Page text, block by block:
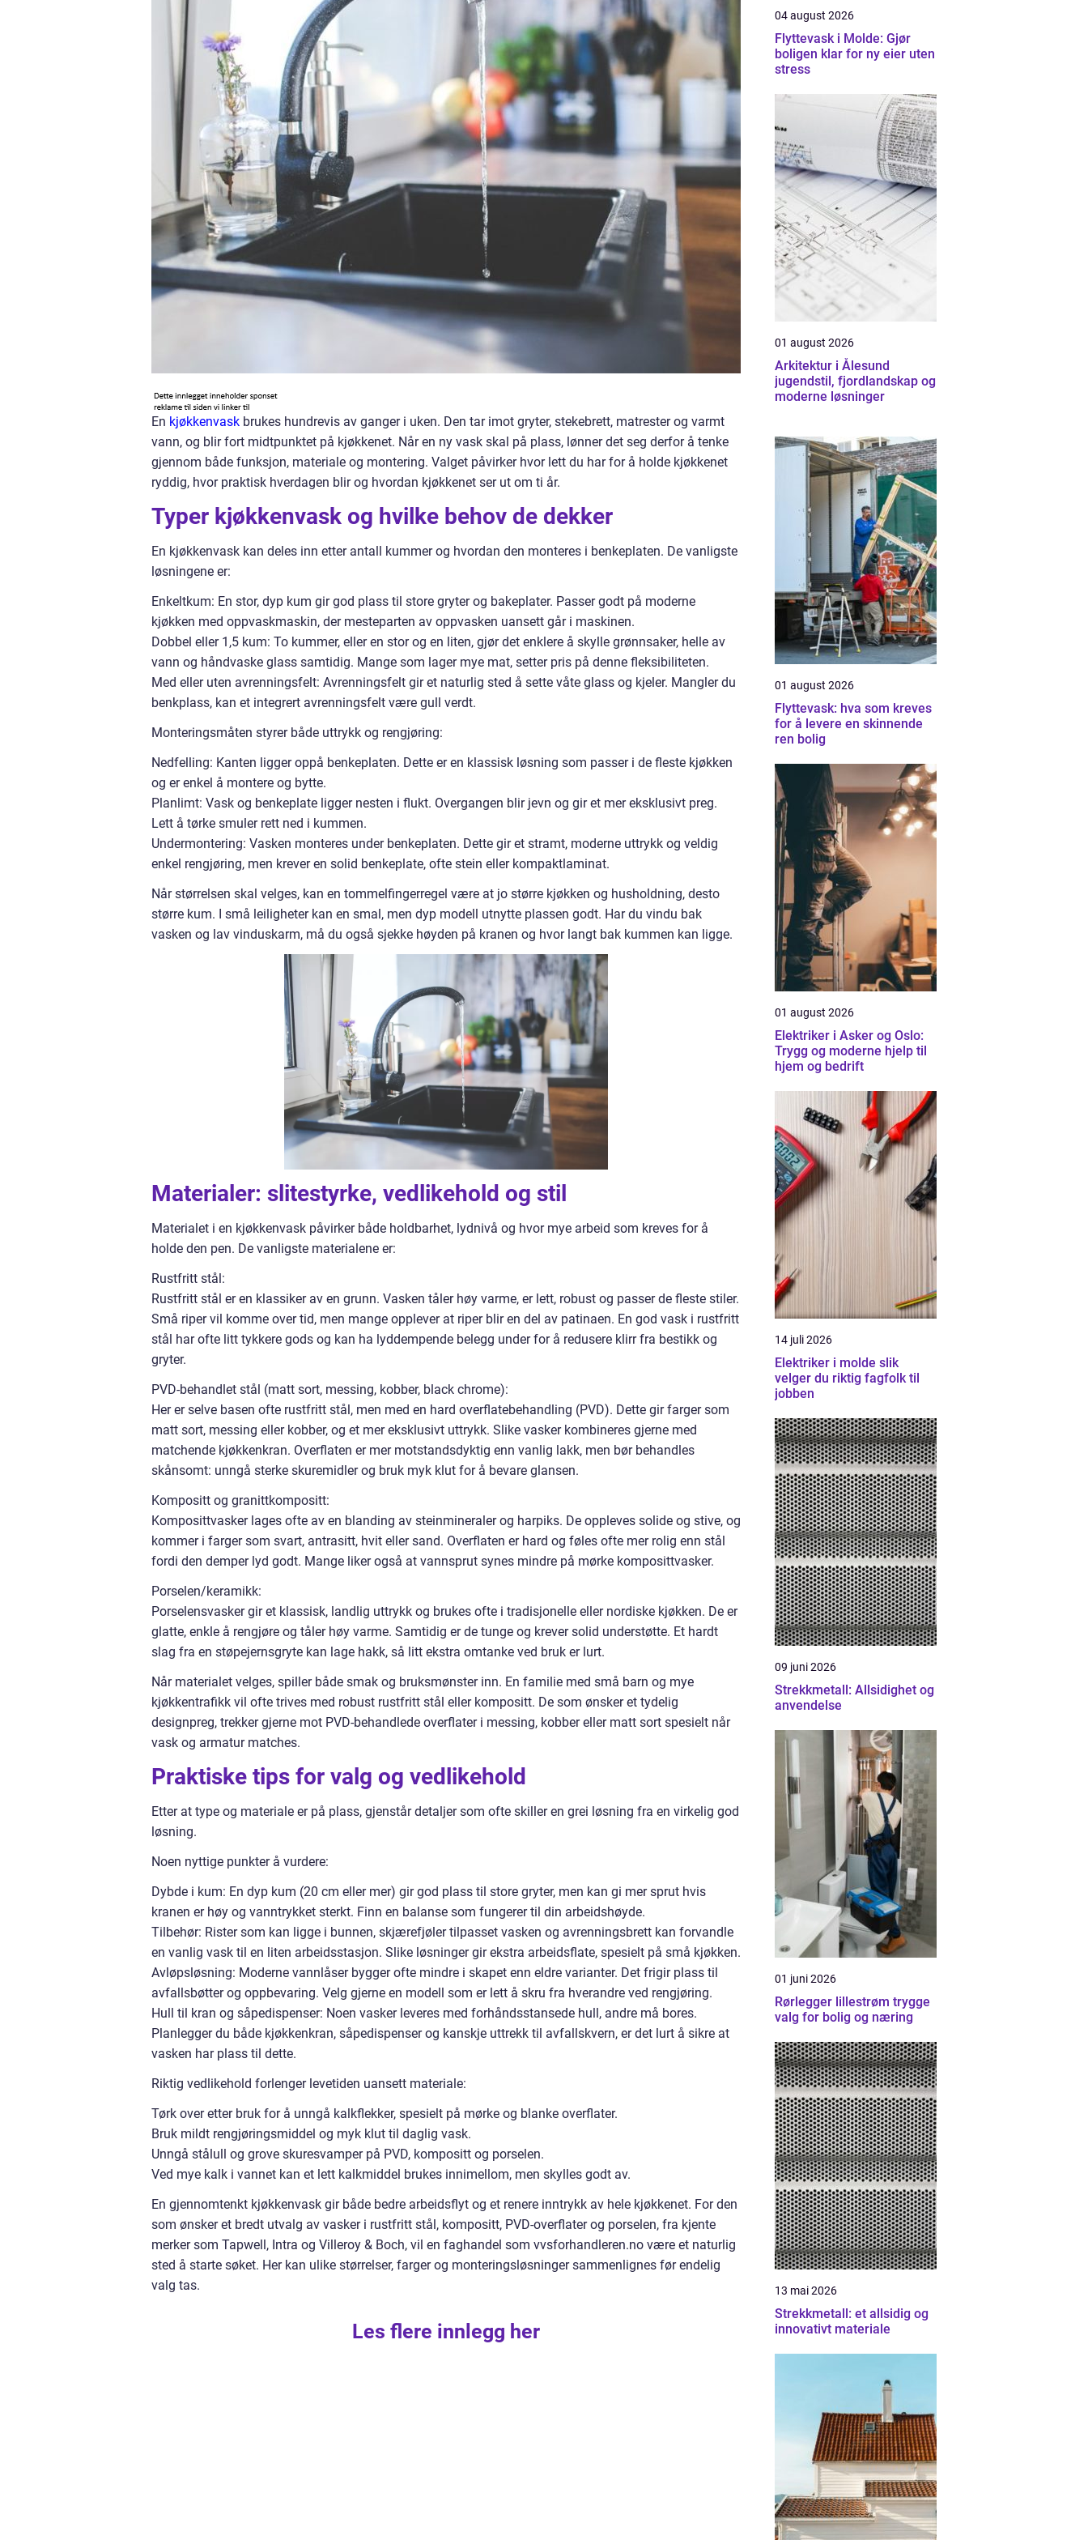
En kjøkkenvask brukes hundrevis av ganger i uken. Den tar imot gryter, stekebrett, matrester og varmt
vann, og blir fort midtpunktet på kjøkkenet. Når en ny vask skal på plass, lønner det seg derfor å tenke
gjennom både funksjon, materiale og montering. Valget påvirker hvor lett du har for å holde kjøkkenet
ryddig, hvor praktisk hverdagen blir og hvordan kjøkkenet ser ut om ti år.
Typer kjøkkenvask og hvilke behov de dekker
En kjøkkenvask kan deles inn etter antall kummer og hvordan den monteres i benkeplaten. De vanligste
løsningene er:
Enkeltkum: En stor, dyp kum gir god plass til store gryter og bakeplater. Passer godt på moderne
kjøkken med oppvaskmaskin, der mesteparten av oppvasken uansett går i maskinen.
Dobbel eller 1,5 kum: To kummer, eller en stor og en liten, gjør det enklere å skylle grønnsaker, helle av
vann og håndvaske glass samtidig. Mange som lager mye mat, setter pris på denne fleksibiliteten.
Med eller uten avrenningsfelt: Avrenningsfelt gir et naturlig sted å sette våte glass og kjeler. Mangler du
benkplass, kan et integrert avrenningsfelt være gull verdt.
Monteringsmåten styrer både uttrykk og rengjøring:
Nedfelling: Kanten ligger oppå benkeplaten. Dette er en klassisk løsning som passer i de fleste kjøkken
og er enkel å montere og bytte.
Planlimt: Vask og benkeplate ligger nesten i flukt. Overgangen blir jevn og gir et mer eksklusivt preg.
Lett å tørke smuler rett ned i kummen.
Undermontering: Vasken monteres under benkeplaten. Dette gir et stramt, moderne uttrykk og veldig
enkel rengjøring, men krever en solid benkeplate, ofte stein eller kompaktlaminat.
Når størrelsen skal velges, kan en tommelfingerregel være at jo større kjøkken og husholdning, desto
større kum. I små leiligheter kan en smal, men dyp modell utnytte plassen godt. Har du vindu bak
vasken og lav vinduskarm, må du også sjekke høyden på kranen og hvor langt bak kummen kan ligge.
Materialer: slitestyrke, vedlikehold og stil
Materialet i en kjøkkenvask påvirker både holdbarhet, lydnivå og hvor mye arbeid som kreves for å
holde den pen. De vanligste materialene er:
Rustfritt stål:
Rustfritt stål er en klassiker av en grunn. Vasken tåler høy varme, er lett, robust og passer de fleste stiler.
Små riper vil komme over tid, men mange opplever at riper blir en del av patinaen. En god vask i rustfritt
stål har ofte litt tykkere gods og kan ha lyddempende belegg under for å redusere klirr fra bestikk og
gryter.
PVD-behandlet stål (matt sort, messing, kobber, black chrome):
Her er selve basen ofte rustfritt stål, men med en hard overflatebehandling (PVD). Dette gir farger som
matt sort, messing eller kobber, og et mer eksklusivt uttrykk. Slike vasker kombineres gjerne med
matchende kjøkkenkran. Overflaten er mer motstandsdyktig enn vanlig lakk, men bør behandles
skånsomt: unngå sterke skuremidler og bruk myk klut for å bevare glansen.
Kompositt og granittkompositt:
Komposittvasker lages ofte av en blanding av steinmineraler og harpiks. De oppleves solide og stive, og
kommer i farger som svart, antrasitt, hvit eller sand. Overflaten er hard og føles ofte mer rolig enn stål
fordi den demper lyd godt. Mange liker også at vannsprut synes mindre på mørke komposittvasker.
Porselen/keramikk:
Porselensvasker gir et klassisk, landlig uttrykk og brukes ofte i tradisjonelle eller nordiske kjøkken. De er
glatte, enkle å rengjøre og tåler høy varme. Samtidig er de tunge og krever solid understøtte. Et hardt
slag fra en støpejernsgryte kan lage hakk, så litt ekstra omtanke ved bruk er lurt.
Når materialet velges, spiller både smak og bruksmønster inn. En familie med små barn og mye
kjøkkentrafikk vil ofte trives med robust rustfritt stål eller kompositt. De som ønsker et tydelig
designpreg, trekker gjerne mot PVD-behandlede overflater i messing, kobber eller matt sort spesielt når
vask og armatur matches.
Praktiske tips for valg og vedlikehold
Etter at type og materiale er på plass, gjenstår detaljer som ofte skiller en grei løsning fra en virkelig god
løsning.
Noen nyttige punkter å vurdere:
Dybde i kum: En dyp kum (20 cm eller mer) gir god plass til store gryter, men kan gi mer sprut hvis
kranen er høy og vanntrykket sterkt. Finn en balanse som fungerer til din arbeidshøyde.
Tilbehør: Rister som kan ligge i bunnen, skjærefjøler tilpasset vasken og avrenningsbrett kan forvandle
en vanlig vask til en liten arbeidsstasjon. Slike løsninger gir ekstra arbeidsflate, spesielt på små kjøkken.
Avløpsløsning: Moderne vannlåser bygger ofte mindre i skapet enn eldre varianter. Det frigir plass til
avfallsbøtter og oppbevaring. Velg gjerne en modell som er lett å skru fra hverandre ved rengjøring.
Hull til kran og såpedispenser: Noen vasker leveres med forhåndsstansede hull, andre må bores.
Planlegger du både kjøkkenkran, såpedispenser og kanskje uttrekk til avfallskvern, er det lurt å sikre at
vasken har plass til dette.
Riktig vedlikehold forlenger levetiden uansett materiale:
Tørk over etter bruk for å unngå kalkflekker, spesielt på mørke og blanke overflater.
Bruk mildt rengjøringsmiddel og myk klut til daglig vask.
Unngå stålull og grove skuresvamper på PVD, kompositt og porselen.
Ved mye kalk i vannet kan et lett kalkmiddel brukes innimellom, men skylles godt av.
En gjennomtenkt kjøkkenvask gir både bedre arbeidsflyt og et renere inntrykk av hele kjøkkenet. For den
som ønsker et bredt utvalg av vasker i rustfritt stål, kompositt, PVD-overflater og porselen, fra kjente
merker som Tapwell, Intra og Villeroy & Boch, vil en faghandel som vvsforhandleren.no være et naturlig
sted å starte søket. Her kan ulike størrelser, farger og monteringsløsninger sammenlignes før endelig
valg tas.
Les flere innlegg her
04 august 2026
Flyttevask i Molde: Gjør
boligen klar for ny eier uten
stress
01 august 2026
Arkitektur i Ålesund
jugendstil, fjordlandskap og
moderne løsninger
01 august 2026
Flyttevask: hva som kreves
for å levere en skinnende
ren bolig
01 august 2026
Elektriker i Asker og Oslo:
Trygg og moderne hjelp til
hjem og bedrift
14 juli 2026
Elektriker i molde slik
velger du riktig fagfolk til
jobben
09 juni 2026
Strekkmetall: Allsidighet og
anvendelse
01 juni 2026
Rørlegger lillestrøm trygge
valg for bolig og næring
13 mai 2026
Strekkmetall: et allsidig og
innovativt materiale